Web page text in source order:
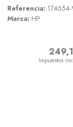
Referencia:
Marca: HP
Precio
Impuestos